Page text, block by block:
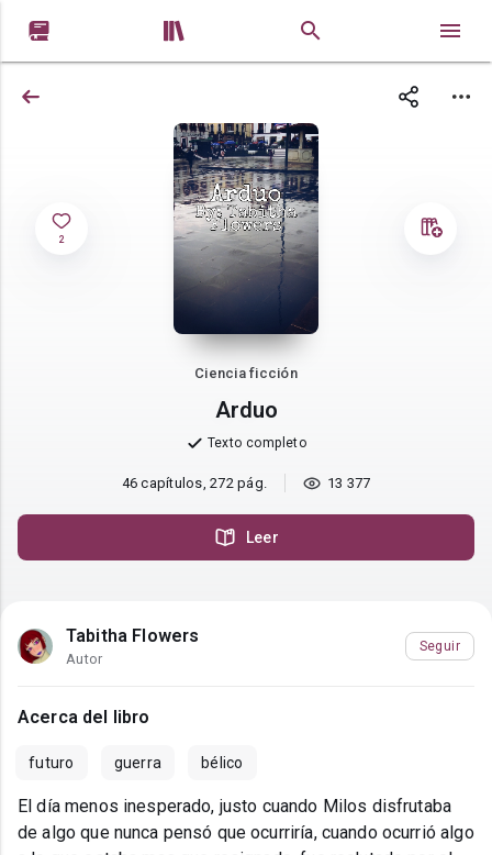
 
2
Ciencia ficción
Arduo
Texto completo
46 capítulos, 272 pág. 13 377
Leer
Tabitha Flowers
Autor
Seguir
Acerca del libro
futuro guerra bélico
El día menos inesperado, justo cuando Milos disfrutaba
de algo que nunca pensó que ocurriría, cuando ocurrió algo